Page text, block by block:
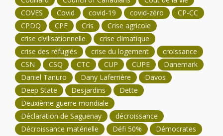
COVES
Covid covid-19 covid-zéro
CP-CC
CPDQ
CPE Cris
Crise agricole
crise civilisationnelle
crise climatique
crise des réfugiés
crise du logement
croissance
CSN
CSQ CTC CUP CUPE
Danemark
Daniel Tanuro
Dany Laferrière
Davos
Deep State
Desjardins
Dette
Deuxième guerre mondiale
Déclaration de Saguenay
décroissance
Décroissance matérielle
Défi 50%
Démocrates